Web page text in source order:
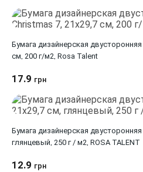
Бумага дизайнерская
см, 200 г/м2, Rosa Talent
17.9 грн
Бумага дизайнерская
глянцевый, 250 г / м2, ROSA TALENT
12.9 грн